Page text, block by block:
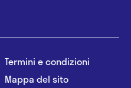
Termini e condizioni
Mappa del sito